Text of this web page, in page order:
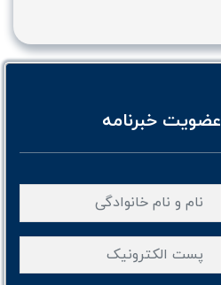
عضویت خبرنامه